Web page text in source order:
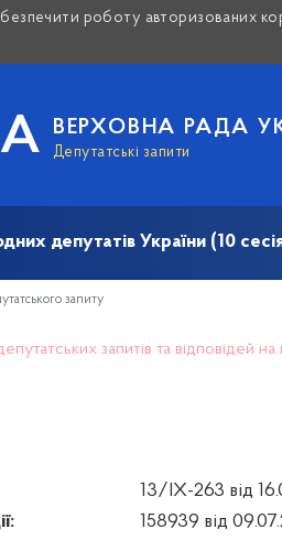
роботу авторизованих
ВЕРХОВНА РАДА
Депутатські запити
депутатів України (10
запиту
депутатських запитів та
13/IX-263 від
158939 від